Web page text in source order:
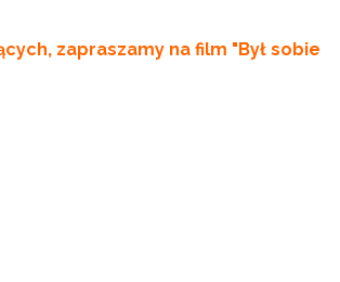
zapraszamy na film "Był sobie